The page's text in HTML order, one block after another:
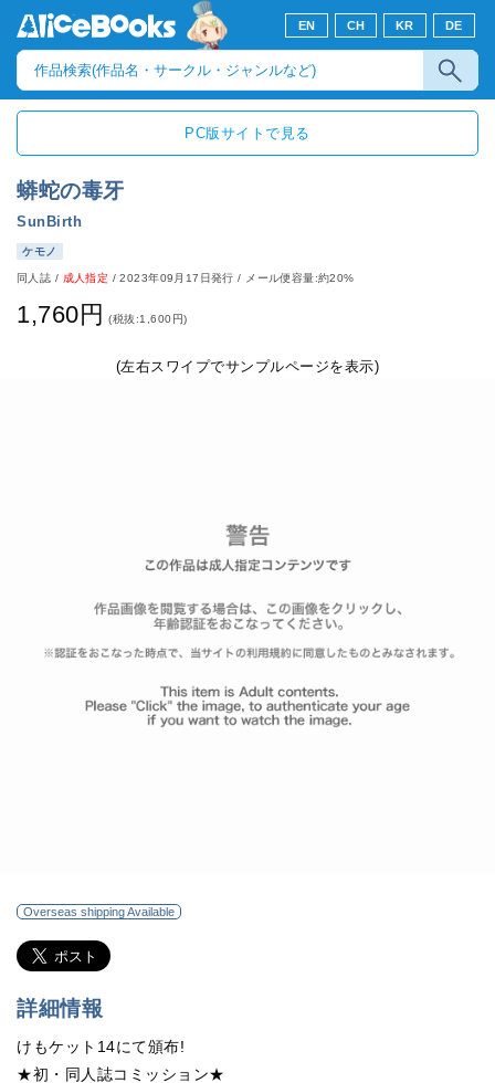
EN CH KR DE
PC版サイトで見る
蟒蛇の毒牙
SunBirth
ケモノ
同人誌 / 成人指定 /2023年09月17日発行 / メール便容量:約20%
1,760円 (税抜:1,600円)
(左右スワイプでサンプルページを表示)
Overseas shipping Available
詳細情報
けもケット14にて頒布!
★初・同人誌コミッション★